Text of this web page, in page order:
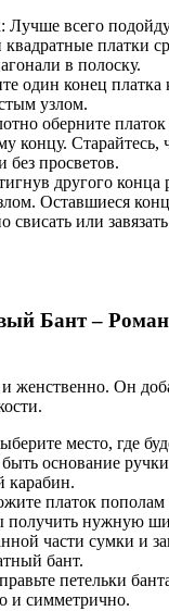
Лучше всего
платки
в полоску.
один конец платка
узлом.
оберните платок
концу. Старайтесь,
без просветов.
другого конца
Оставшиеся
свисать или
Бант –
и женственно. Он
место, где
основание
карабин.
платок
получить нужную
части сумки и
бант.
петельки
и симметрично.